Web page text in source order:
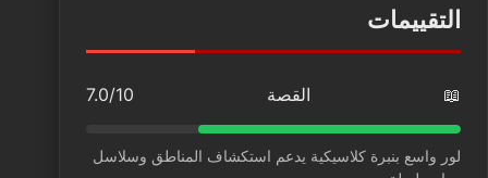
التقييمات
📖 القصة 7.0/10
لور واسع بنبرة كلاسيكية يدعم استكشاف المناطق وسلاسل